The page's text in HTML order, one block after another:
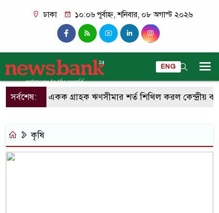
ঢাকা ১০:০৬ পূর্বাহ্ন, শনিবার, ০৮ অগাস্ট ২০২৬
ENG
সর্বশেষ: একক গ্রাহক ঋণসীমার শর্ত শিথিল করল কেন্দ্রীয়
কৃষি